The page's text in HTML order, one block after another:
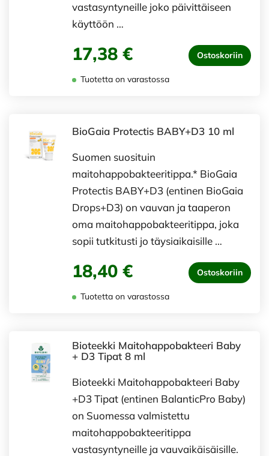
vastasyntyneille joko päivittäiseen
käyttöön …
17,38 € Ostoskoriin
Tuotetta on varastossa
BioGaia Protectis BABY+D3 10 ml
Suomen suosituin
maitohappobakteeritippa.* BioGaia
Protectis BABY+D3 (entinen BioGaia
Drops+D3) on vauvan ja taaperon
oma maitohappobakteeritippa, joka
sopii tutkitusti jo täysiaikaisille …
18,40 € Ostoskoriin
Tuotetta on varastossa
Bioteekki Maitohappobakteeri Baby
+ D3 Tipat 8 ml
Bioteekki Maitohappobakteeri Baby
+D3 Tipat (entinen BalanticPro Baby)
on Suomessa valmistettu
maitohappobakteeritippa
vastasyntyneille ja vauvaikäisäisille.